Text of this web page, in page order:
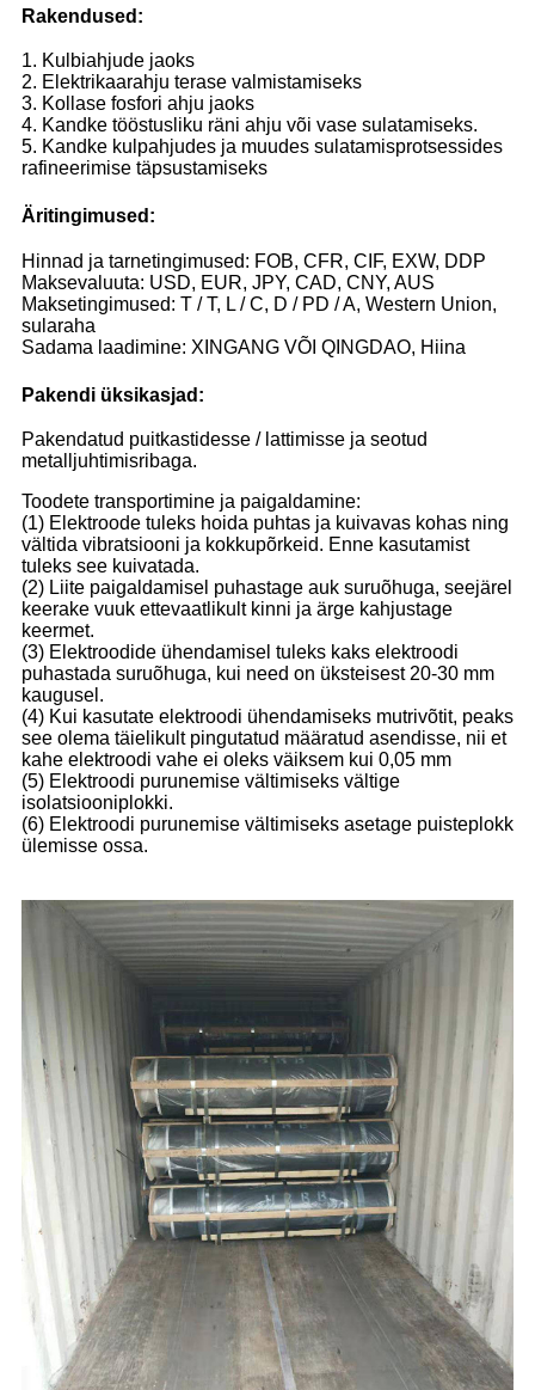
Rakendused:
1. Kulbiahjude jaoks
2. Elektrikaarahju terase valmistamiseks
3. Kollase fosfori ahju jaoks
4. Kandke tööstusliku räni ahju või vase sulatamiseks.
5. Kandke kulpahjudes ja muudes sulatamisprotsessides
rafineerimise täpsustamiseks
Äritingimused:
Hinnad ja tarnetingimused: FOB, CFR, CIF, EXW, DDP
Maksevaluuta: USD, EUR, JPY, CAD, CNY, AUS
Maksetingimused: T / T, L / C, D / PD / A, Western Union,
sularaha
Sadama laadimine: XINGANG VÕI QINGDAO, Hiina
Pakendi üksikasjad:
Pakendatud puitkastidesse / lattimisse ja seotud
metalljuhtimisribaga.
Toodete transportimine ja paigaldamine:
(1) Elektroode tuleks hoida puhtas ja kuivavas kohas ning
vältida vibratsiooni ja kokkupõrkeid. Enne kasutamist
tuleks see kuivatada.
(2) Liite paigaldamisel puhastage auk suruõhuga, seejärel
keerake vuuk ettevaatlikult kinni ja ärge kahjustage
keermet.
(3) Elektroodide ühendamisel tuleks kaks elektroodi
puhastada suruõhuga, kui need on üksteisest 20-30 mm
kaugusel.
(4) Kui kasutate elektroodi ühendamiseks mutrivõtit, peaks
see olema täielikult pingutatud määratud asendisse, nii et
kahe elektroodi vahe ei oleks väiksem kui 0,05 mm
(5) Elektroodi purunemise vältimiseks vältige
isolatsiooniplokki.
(6) Elektroodi purunemise vältimiseks asetage puisteplokk
ülemisse ossa.